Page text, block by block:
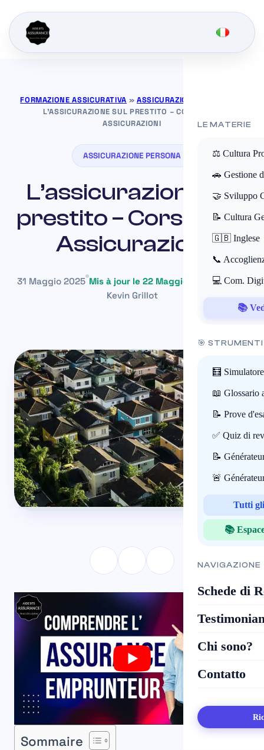
LE MATERIE
⚖️ Cultura
🚗 Gestione
🤝 Sviluppo
📝 Cultura
🇬🇧 Inglese
📞
💻 Com.
📚
🎯
🧮
📖 Glossario
📝 Prove
✅ Quiz di
📝
🚨
Tutti
📚
NAVIGAZIONE
Schede di
Chi sono?
Contatto
FORMAZIONE ASSICURATIVA » ASSICURAZIONE PERSONA
L’ASSICURAZIONE SUL PRESTITO – CORSO BTS
ASSICURAZIONI
ASSICURAZIONE PERSONA
L’assicurazione sul
prestito – Corso BTS
Assicurazioni
31 Maggio 2025 Mis à jour le 22 Maggio 2026
~6 min
Kevin Grillot
Sommaire